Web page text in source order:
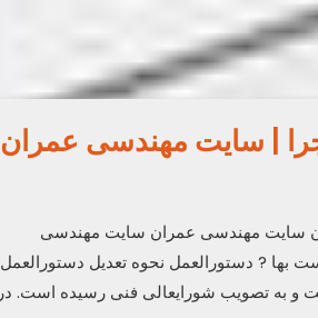
| سایت مهندسی عمران
سایت مهندسی عمران سایت مهندسی
بها ? دستورالعمل نحوه تعدیل دستورالعمل
و به تصویب شورایعالی فنی رسیده است. در